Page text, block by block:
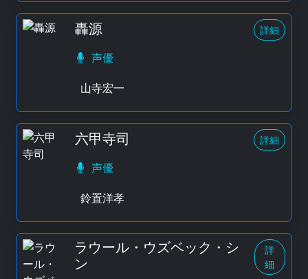
轟源 詳細
声優
山寺宏一
六甲寺司 詳細
声優
鈴置洋孝
ラウール・ウズベック・シ
ン
詳
細